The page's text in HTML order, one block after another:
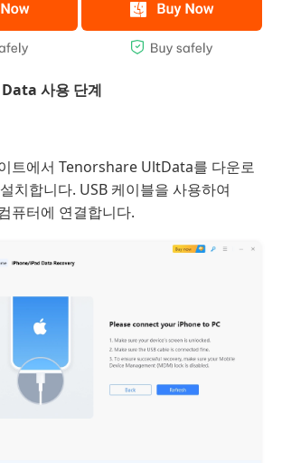
사용 단계
트에서 Tenorshare UltData를 다운로
치합니다. USB 케이블을 사용하여
퓨터에 연결합니다.